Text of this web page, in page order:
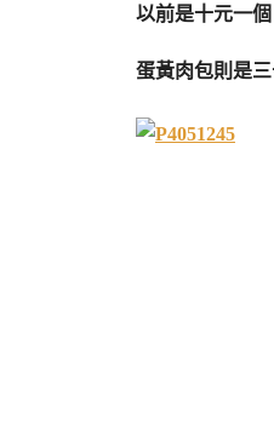
以前是十元一
蛋黃肉包則是